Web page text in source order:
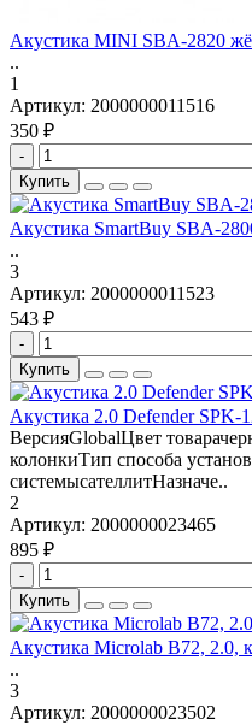
Акустика MINI SBA-2820
..
1
Артикул: 2000000011516
350 ₽
-
Купить
Акустика SmartBuy SBA-
..
3
Артикул: 2000000011523
543 ₽
-
Купить
Aкустика 2.0 Defender SPK-
ВерсияGlobalЦвет
колонкиТип способа
системысателлитНазначе..
2
Артикул: 2000000023465
895 ₽
-
Купить
Акустика Microlab B72, 2.0,
..
3
Артикул: 2000000023502